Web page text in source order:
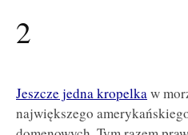
2
Jeszcze jedna kropelkaw
największego